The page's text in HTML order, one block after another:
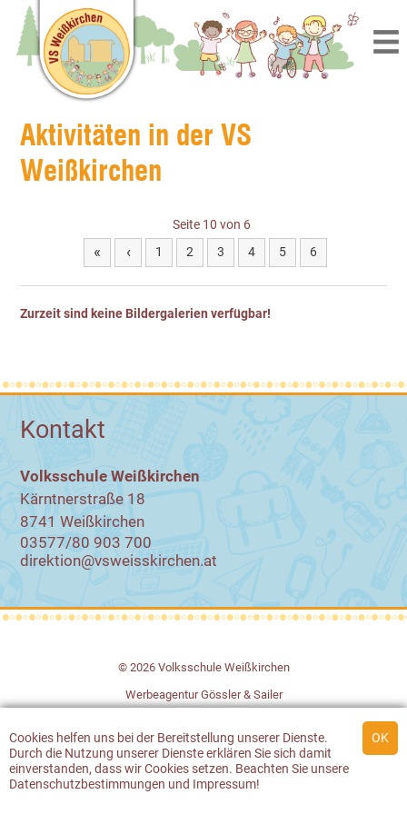
Cookies helfen uns bei der Bereitstellung unserer Dienste.
Durch die Nutzung unserer Dienste erklären Sie sich damit
einverstanden, dass wirCookiessetzen. Beachten Sie unsere
Datenschutzbestimmungen und Impressum!
Aktivitäten in der VS
Weißkirchen
Seite 10 von 6
« ‹ 1 2 3 4 5 6
Zurzeit sind keine Bildergalerien verfügbar!
Kontakt
Volksschule Weißkirchen
Kärntnerstraße 18
8741 Weißkirchen
03577/80 903 700
direktion@vsweisskirchen.at
© 2026 Volksschule Weißkirchen
Werbeagentur Gössler & Sailer